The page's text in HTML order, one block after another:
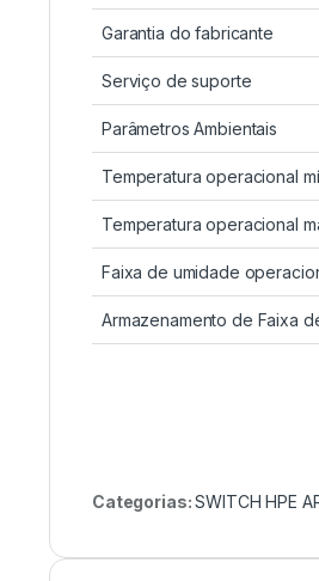
Garantia do fabricante
Serviço de suporte
Parâmetros Ambientais
Temperatura operacional
Temperatura operacional
Faixa de umidade
Armazenamento de Faixa
Categorias:SWITCH HPE